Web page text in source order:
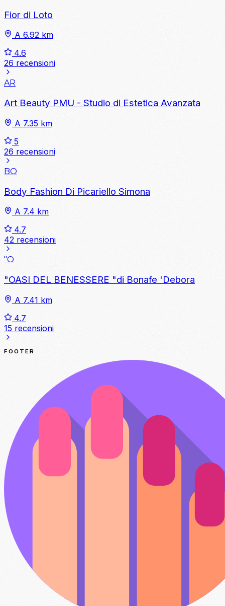
Fior di Loto
A 6.92 km
4.6
26 recensioni
AR
Art Beauty PMU - Studio di Estetica Avanzata
A 7.35 km
5
26 recensioni
BO
Body Fashion Di Picariello Simona
A 7.4 km
4.7
42 recensioni
"O
"OASI DEL BENESSERE "di Bonafe 'Debora
A 7.41 km
4.7
15 recensioni
FOOTER